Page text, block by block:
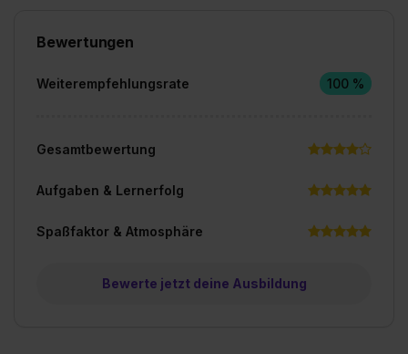
Bewertungen
Weiterempfehlungsrate 100 %
Gesamtbewertung
Aufgaben & Lernerfolg
Spaßfaktor & Atmosphäre
Bewerte jetzt deine Ausbildung